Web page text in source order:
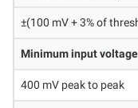
±(100 mV + 3% of
Minimum input
400 mV peak to peak